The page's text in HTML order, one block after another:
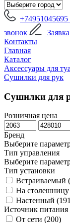
+74951045695
звонок
Контакты
Главная
Каталог
Аксессуары для
Сушилки для рук
Сушилки для
Розничная цена
Бренд
Выберите
Тип управления
Выберите
Тип установки
Встраиваемый (
На
Настенный (191
Источник питания
От сети (200)